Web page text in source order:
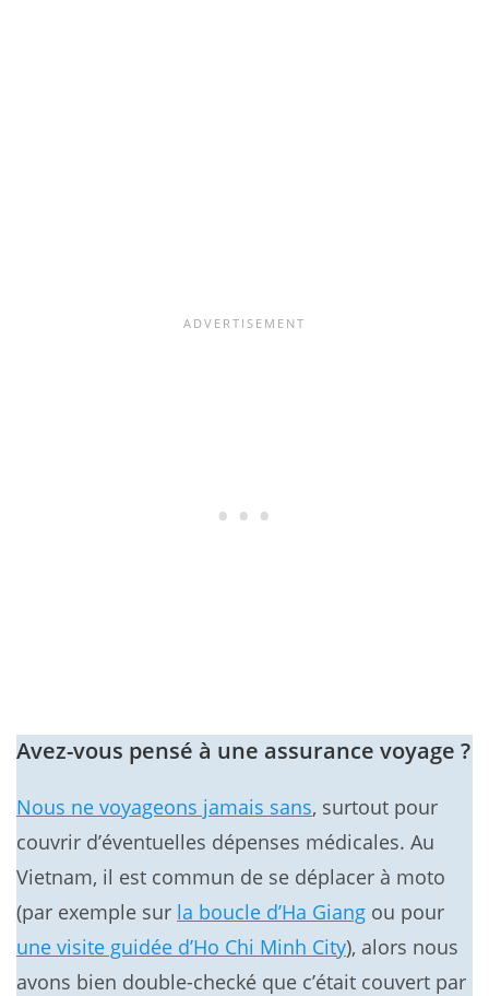
Avez-vous pensé à une assurance voyage ?
Nous ne voyageons jamais sans, surtout pour
couvrir d’éventuelles dépenses médicales. Au
Vietnam, il est commun de se déplacer à moto
(par exemple sur la boucle d’Ha Giang ou pour
une visite guidée d’Ho Chi Minh City), alors nous
avons bien double-checké que c’était couvert par